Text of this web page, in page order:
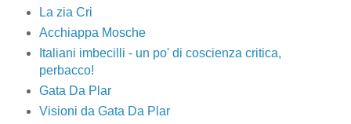
La zia Cri
Acchiappa Mosche
Italiani imbecilli - un po' di coscienza critica,
perbacco!
Gata Da Plar
Visioni da Gata Da Plar